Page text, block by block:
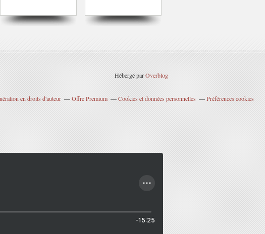
Hébergé parOverblog
en droits d'auteur Offre Premium Cookies et données personnelles Préférences cookies
-15:25